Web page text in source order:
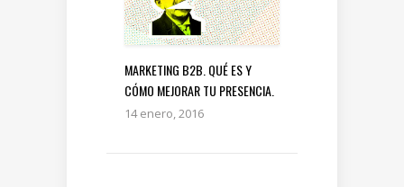
MARKETING B2B. QUÉ ES Y
CÓMO MEJORAR TU PRESENCIA.
14 enero, 2016